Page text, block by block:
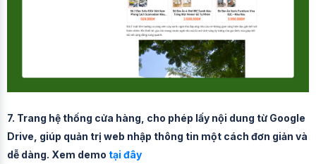
7. Trang hệ thống cửa hàng, cho phép lấy nội dung từ Google
Drive, giúp quản trị web nhập thông tin một cách đơn giản và
dễ dàng. Xem demo tại đây